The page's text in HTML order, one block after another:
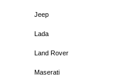
Jeep
Lada
Land Rover
Maserati